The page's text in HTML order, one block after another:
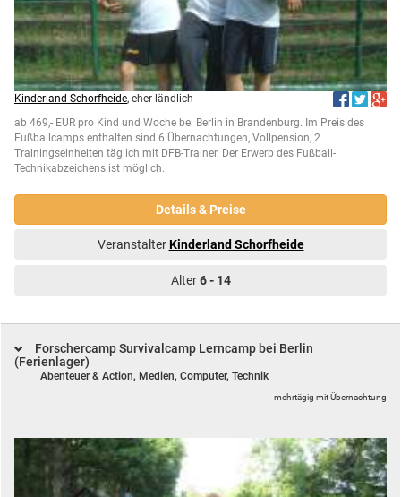
Kinderland Schorfheide, eher ländlich
ab 469,- EUR pro Kind und Woche bei Berlin in Brandenburg. Im Preis des
Fußballcamps enthalten sind 6 Übernachtungen, Vollpension, 2
Trainingseinheiten täglich mit DFB-Trainer. Der Erwerb des Fußball-
Technikabzeichens ist möglich.
Details & Preise
VeranstalterKinderland Schorfheide
Alter6 - 14
Forschercamp Survivalcamp Lerncamp bei Berlin
(Ferienlager)
Abenteuer & Action, Medien, Computer, Technik
mehrtägig mit Übernachtung